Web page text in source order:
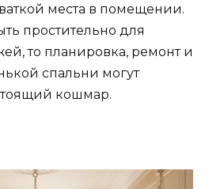
места в помещении.
простительно для
то планировка, ремонт и
спальни могут
кошмар.